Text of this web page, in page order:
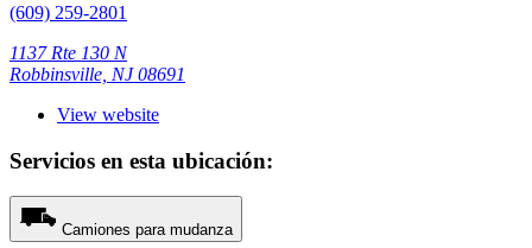
(609) 259-2801
1137 Rte 130 N
Robbinsville, NJ 08691
View website
Servicios en esta ubicación:
Camiones para mudanza